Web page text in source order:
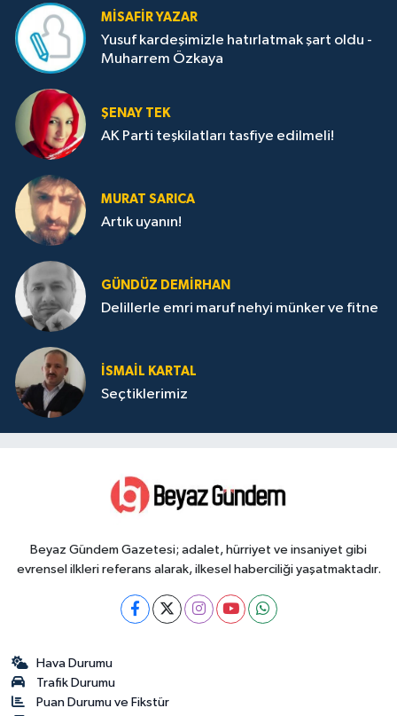
MISAFIR YAZAR
Yusuf kardeşimizle hatırlatmak şart oldu -
Muharrem Özkaya
ŞENAY TEK
AK Parti teşkilatları tasfiye edilmeli!
MURAT SARICA
Artık uyanın!
GÜNDÜZ DEMIRHAN
Delillerle emri maruf nehyi münker ve fitne
İSMAIL KARTAL
Seçtiklerimiz
Beyaz Gündem Gazetesi; adalet, hürriyet ve insaniyet gibi
evrensel ilkleri referans alarak, ilkesel haberciliği yaşatmaktadır.
Hava Durumu
Trafik Durumu
Puan Durumu ve Fikstür